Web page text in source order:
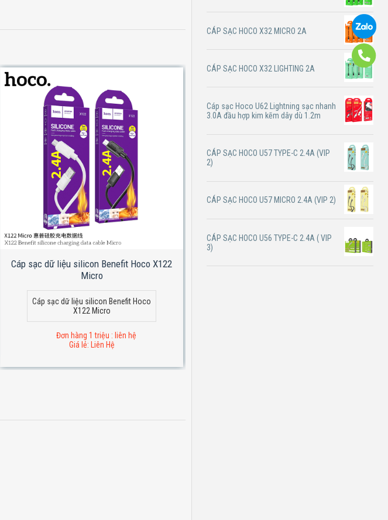
Cáp sạc dữ liệu silicon Benefit Hoco X122
Micro
Cáp sạc dữ liệu silicon Benefit Hoco
X122 Micro
Đơn hàng 1 triệu : liên hệ
Giá lẻ: Liên Hệ
CÁP SẠC HOCO X32 MICRO 2A
CÁP SẠC HOCO X32 LIGHTING 2A
Cáp sạc Hoco U62 Lightning sạc nhanh
3.0A đầu hợp kim kẽm dây dù 1.2m
CÁP SẠC HOCO U57 TYPE-C 2.4A (VIP
2)
CÁP SẠC HOCO U57 MICRO 2.4A (VIP 2)
CÁP SẠC HOCO U56 TYPE-C 2.4A ( VIP
3)